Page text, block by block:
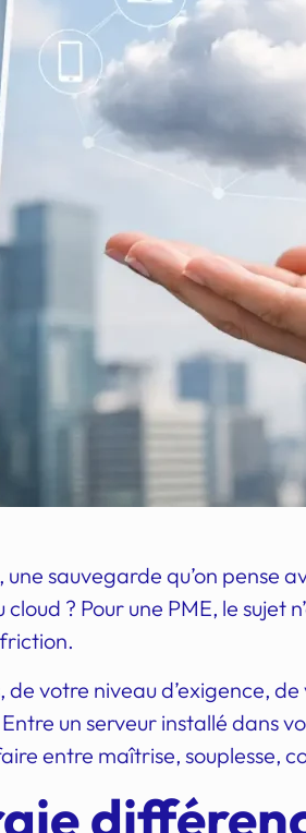
sauvegarde qu’on pense
? Pour une PME, le sujet
votre niveau d’exigence,
un serveur installé dans
entre maîtrise, souplesse,